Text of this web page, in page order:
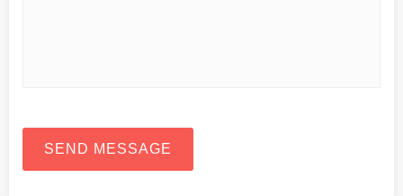
SEND MESSAGE